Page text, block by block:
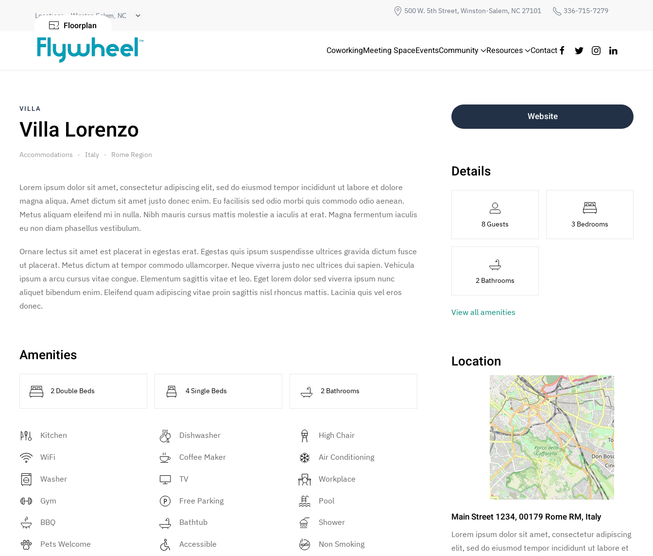
Location:
500 W. 5th Street, Winston-Salem, NC 27101 336-715-7279
CoworkingMeeting SpaceEventsCommunity Resources Contact
Floorplan
VILLA
Villa Lorenzo
Accommodations Italy Rome Region
Lorem ipsum dolor sit amet, consectetur adipiscing elit, sed do eiusmod tempor incididunt ut labore et dolore
magna aliqua. Amet dictum sit amet justo donec enim. Eu facilisis sed odio morbi quis commodo odio aenean.
Metus aliquam eleifend mi in nulla. Nibh mauris cursus mattis molestie a iaculis at erat. Magna fermentum iaculis
eu non diam phasellus vestibulum.
Ornare lectus sit amet est placerat in egestas erat. Egestas quis ipsum suspendisse ultrices gravida dictum fusce
ut placerat. Metus dictum at tempor commodo ullamcorper. Neque viverra justo nec ultrices dui sapien. Vehicula
ipsum a arcu cursus vitae congue. Elementum sagittis vitae et leo. Eget lorem dolor sed viverra ipsum nunc
aliquet bibendum enim. Eleifend quam adipiscing vitae proin sagittis nisl rhoncus mattis. Lacinia quis vel eros
donec.
Amenities
2 Double Beds 4 Single Beds 2 Bathrooms
Kitchen Dishwasher High Chair
WiFi Coffee Maker Air Conditioning
Washer TV Workplace
Gym Free Parking Pool
BBQ Bathtub Shower
Pets Welcome Accessible Non Smoking
Website
Details
8 Guests 3 Bedrooms
2 Bathrooms
View all amenities
Location
Main Street 1234, 00179 Rome RM, Italy
Lorem ipsum dolor sit amet, consectetur adipiscing
elit, sed do eiusmod tempor incididunt ut labore et